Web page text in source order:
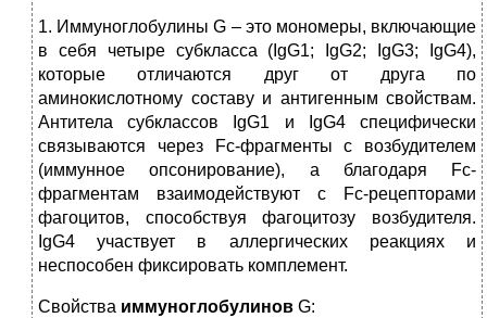
1. Иммуноглобулины G – это мономеры, включающие
в себя четыре субкласса (IgG1; IgG2; IgG3; IgG4),
которые отличаются друг от друга по
аминокислотному составу и антигенным свойствам.
Антитела субклассов IgG1 и IgG4 специфически
связываются через Fc-фрагменты с возбудителем
(иммунное опсонирование), а благодаря Fc-
фрагментам взаимодействуют с Fc-рецепторами
фагоцитов, способствуя фагоцитозу возбудителя.
IgG4 участвует в аллергических реакциях и
неспособен фиксировать комплемент.
Свойства иммуноглобулинов G: